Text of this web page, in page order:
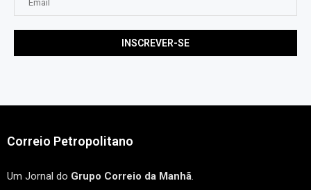
Correio Petropolitano
Um Jornal do Grupo Correio da Manhã.